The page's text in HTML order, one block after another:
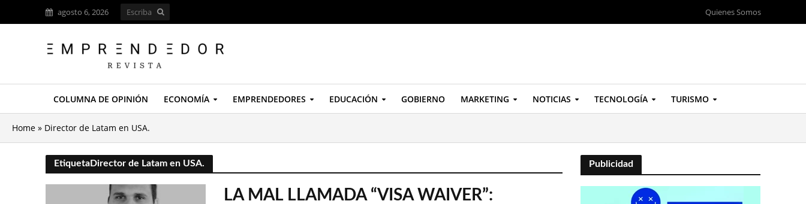
agosto 6, 2026 Quienes Somos
COLUMNA DE OPINIÓN ECONOMÍA EMPRENDEDORES EDUCACIÓN GOBIERNO MARKETING NOTICIAS TECNOLOGÍA TURISMO
Home » Director de Latam en USA.
EtiquetaDirector de Latam en USA.
LA MAL LLAMADA “VISA WAIVER”:
Publicidad